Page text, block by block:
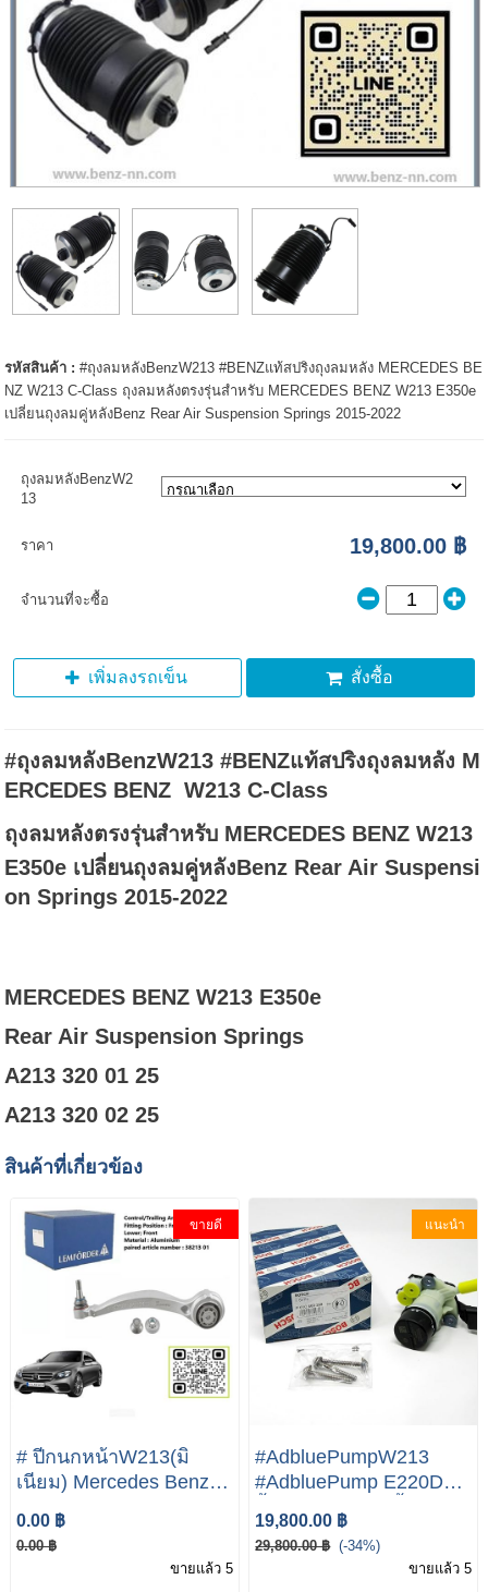
รหัสสินค้า :#ถุงลมหลังBenzW213 #BENZแท้สปริงถุงลมหลัง MERCEDES BE
NZ W213 C-Class ถุงลมหลังตรงรุ่นสำหรับ MERCEDES BENZ W213 E350e
เปลี่ยนถุงลมคู่หลังBenz Rear Air Suspension Springs 2015-2022
ถุงลมหลังBenzW2
13
ราคา 19,800.00 ฿
จำนวนที่จะซื้อ
เพิ่มลงรถเข็น สั่งซื้อ
#ถุงลมหลังBenzW213 #BENZแท้สปริงถุงลมหลัง M
ERCEDES BENZ W213 C-Class
ถุงลมหลังตรงรุ่นสำหรับ MERCEDES BENZ W213
E350e เปลี่ยนถุงลมคู่หลังBenz Rear Air Suspensi
on Springs 2015-2022
MERCEDES BENZ W213 E350e
Rear Air Suspension Springs
A213 320 01 25
A213 320 02 25
สินค้าที่เกี่ยวข้อง
ขายดี
# ปีกนกหน้าW213(มิ
เนียม) Mercedes Benz
W213 W205 ข้างขวา
Lemforder #38214 01
019 (2053301605) ปีกนก
0.00 ฿
0.00 ฿
ขายแล้ว 5
แนะนำ
#AdbluePumpW213
#AdbluePump E220D
ปั้มAdblueW213ปั้ม
MERCEDES-BENZ
W213 Adblue Metering
19,800.00 ฿
29,800.00 ฿ (-34%)
ขายแล้ว 5